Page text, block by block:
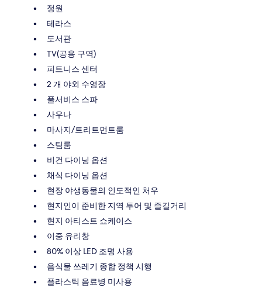
정원
테라스
도서관
TV(공용 구역)
피트니스 센터
2 개 야외 수영장
풀서비스 스파
사우나
마사지/트리트먼트룸
스팀룸
비건 다이닝 옵션
채식 다이닝 옵션
현장 야생동물의 인도적인 처우
현지인이 준비한 지역 투어 및 즐길거리
현지 아티스트 쇼케이스
이중 유리창
80% 이상 LED 조명 사용
음식물 쓰레기 종합 정책 시행
플라스틱 음료병 미사용